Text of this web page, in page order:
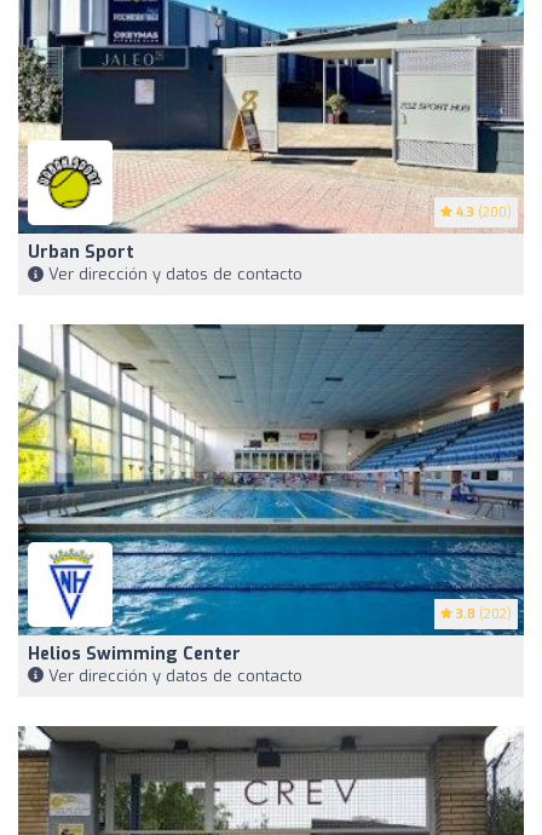
4.3 (200)
Urban Sport
Ver dirección y datos de contacto
3.8 (202)
Helios Swimming Center
Ver dirección y datos de contacto